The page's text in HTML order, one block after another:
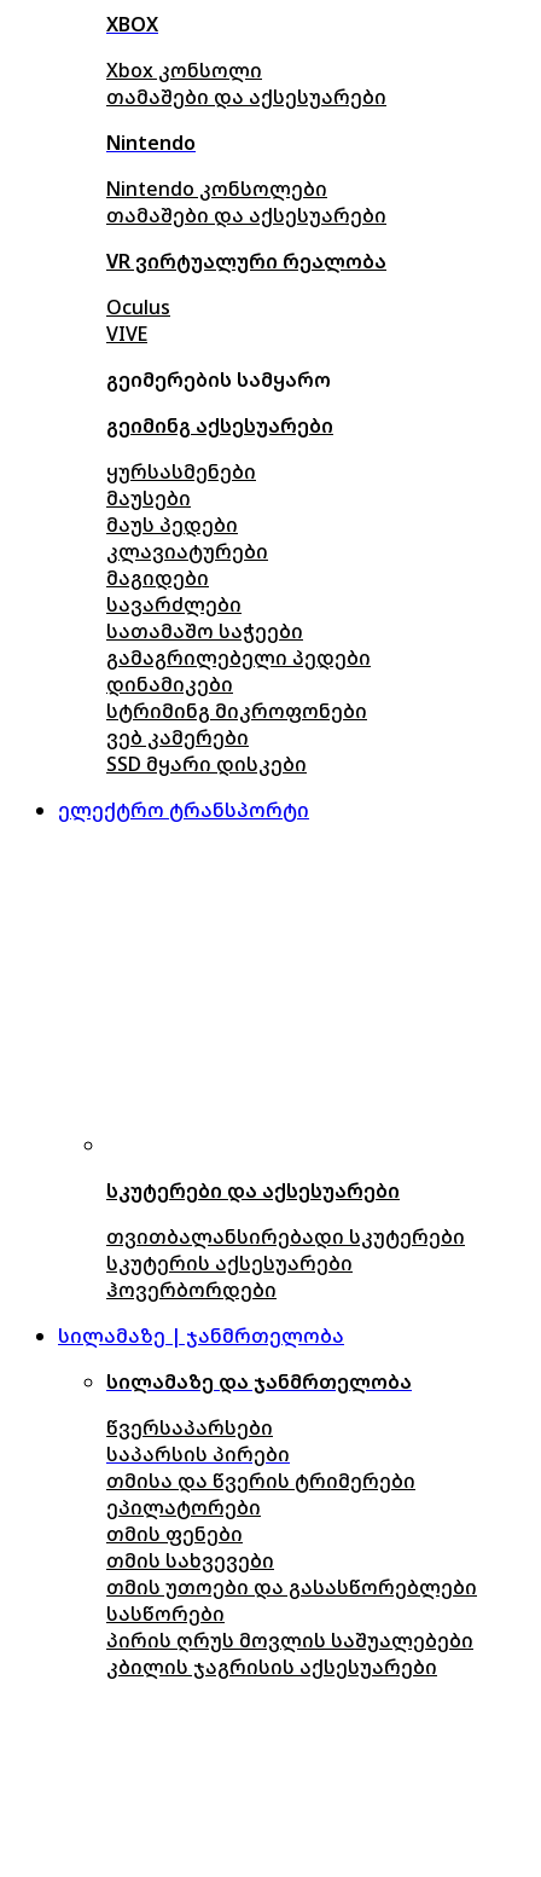
XBOX
Xbox კონსოლი
თამაშები და აქსესუარები
Nintendo
Nintendo კონსოლები
თამაშები და აქსესუარები
VR ვირტუალური რეალობა
Oculus
VIVE
გეიმერების სამყარო
გეიმინგ აქსესუარები
ყურსასმენები
მაუსები
მაუს პედები
კლავიატურები
მაგიდები
სავარძლები
სათამაშო საჭეები
გამაგრილებელი პედები
დინამიკები
სტრიმინგ მიკროფონები
ვებ კამერები
SSD მყარი დისკები
ელექტრო ტრანსპორტი
სკუტერები და აქსესუარები
თვითბალანსირებადი სკუტერები
სკუტერის აქსესუარები
ჰოვერბორდები
სილამაზე | ჯანმრთელობა
სილამაზე და ჯანმრთელობა
წვერსაპარსები
საპარსის პირები
თმისა და წვერის ტრიმერები
ეპილატორები
თმის ფენები
თმის სახვევები
თმის უთოები და გასასწორებლები
სასწორები
პირის ღრუს მოვლის საშუალებები
კბილის ჯაგრისის აქსესუარები